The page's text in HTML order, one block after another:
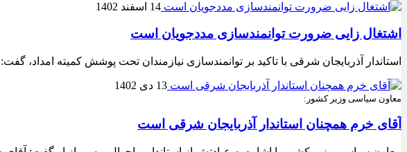
14 اسفند 1402
اشتغال زایی ضرورت توانمندسازی مددجویان است
استاندار آذربایجان شرقی با تاکید بر توانمندسازی نیازمندان تحت پوشش کمیته
13 دی 1402
معاون سیاسی وزیر کشور:
آقای خرم همچنان استاندار آذربایجان شرقی است